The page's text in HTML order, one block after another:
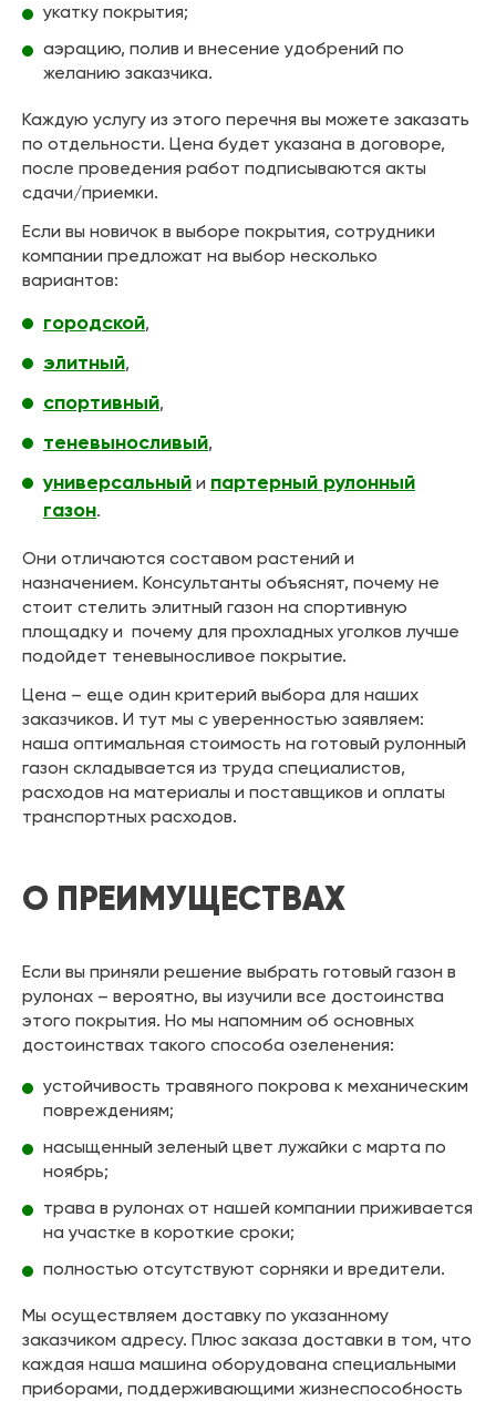
укатку покрытия;
аэрацию, полив и внесение удобрений по
желанию заказчика.
Каждую услугу из этого перечня вы можете заказать
по отдельности. Цена будет указана в договоре,
после проведения работ подписываются акты
сдачи/приемки.
Если вы новичок в выборе покрытия, сотрудники
компании предложат на выбор несколько
вариантов:
городской,
элитный,
спортивный,
теневыносливый,
универсальный и партерный рулонный
газон.
Они отличаются составом растений и
назначением. Консультанты объяснят, почему не
стоит стелить элитный газон на спортивную
площадку и почему для прохладных уголков лучше
подойдет теневыносливое покрытие.
Цена – еще один критерий выбора для наших
заказчиков. И тут мы с уверенностью заявляем:
наша оптимальная стоимость на готовый рулонный
газон складывается из труда специалистов,
расходов на материалы и поставщиков и оплаты
транспортных расходов.
О ПРЕИМУЩЕСТВАХ
Если вы приняли решение выбрать готовый газон в
рулонах – вероятно, вы изучили все достоинства
этого покрытия. Но мы напомним об основных
достоинствах такого способа озеленения:
устойчивость травяного покрова к механическим
повреждениям;
насыщенный зеленый цвет лужайки с марта по
ноябрь;
трава в рулонах от нашей компании приживается
на участке в короткие сроки;
полностью отсутствуют сорняки и вредители.
Мы осуществляем доставку по указанному
заказчиком адресу. Плюс заказа доставки в том, что
каждая наша машина оборудована специальными
приборами, поддерживающими жизнеспособность